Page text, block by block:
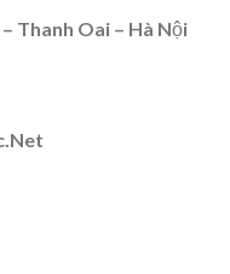
Thanh Oai – Hà Nội